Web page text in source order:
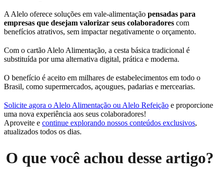
A Alelo oferece soluções em vale-alimentação pensadas para
empresas que desejam valorizar seus colaboradores com
benefícios atrativos, sem impactar negativamente o orçamento.
Com o cartão Alelo Alimentação, a cesta básica tradicional é
substituída por uma alternativa digital, prática e moderna.
O benefício é aceito em milhares de estabelecimentos em todo o
Brasil, como supermercados, açougues, padarias e mercearias.
Solicite agora o Alelo Alimentação ou Alelo Refeição e proporcione
uma nova experiência aos seus colaboradores!
Aproveite e continue explorando nossos conteúdos exclusivos,
atualizados todos os dias.
O que você achou desse artigo?